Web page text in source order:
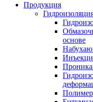
Продукция
основе